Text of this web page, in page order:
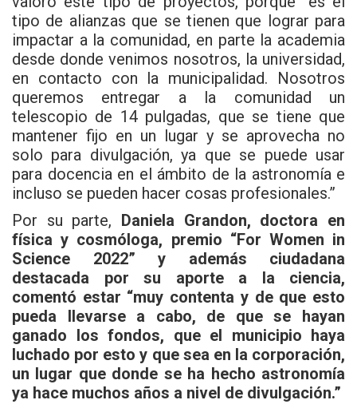
tipo de alianzas que se tienen que lograr para
impactar a la comunidad, en parte la academia
desde donde venimos nosotros, la universidad,
en contacto con la municipalidad. Nosotros
queremos entregar a la comunidad un
telescopio de 14 pulgadas, que se tiene que
mantener fijo en un lugar y se aprovecha no
solo para divulgación, ya que se puede usar
para docencia en el ámbito de la astronomía e
incluso se pueden hacer cosas profesionales.”
Por su parte, Daniela Grandon, doctora en
física y cosmóloga, premio “For Women in
Science 2022” y además ciudadana
destacada por su aporte a la ciencia,
comentó estar “muy contenta y de que esto
pueda llevarse a cabo, de que se hayan
ganado los fondos, que el municipio haya
luchado por esto y que sea en la corporación,
un lugar que donde se ha hecho astronomía
ya hace muchos años a nivel de divulgación.”